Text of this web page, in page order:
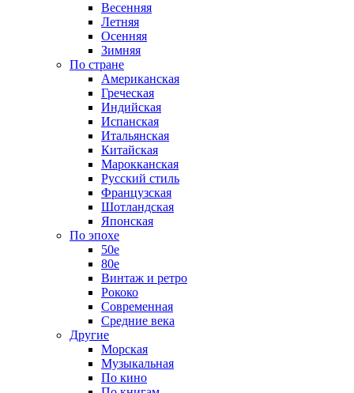
Весенняя
Летняя
Осенняя
Зимняя
По стране
Американская
Греческая
Индийская
Испанская
Итальянская
Китайская
Марокканская
Русский стиль
Французская
Шотландская
Японская
По эпохе
50е
80е
Винтаж и ретро
Рококо
Современная
Средние века
Другие
Морская
Музыкальная
По кино